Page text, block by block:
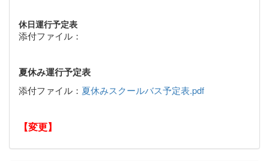
休日運行予定表
添付ファイル：
夏休み運行予定表
添付ファイル： 夏休みスクールバス予定表.pdf
【変更】